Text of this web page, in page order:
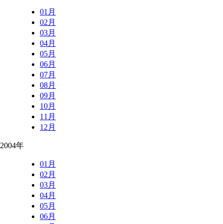
01月
02月
03月
04月
05月
06月
07月
08月
09月
10月
11月
12月
2004年
01月
02月
03月
04月
05月
06月